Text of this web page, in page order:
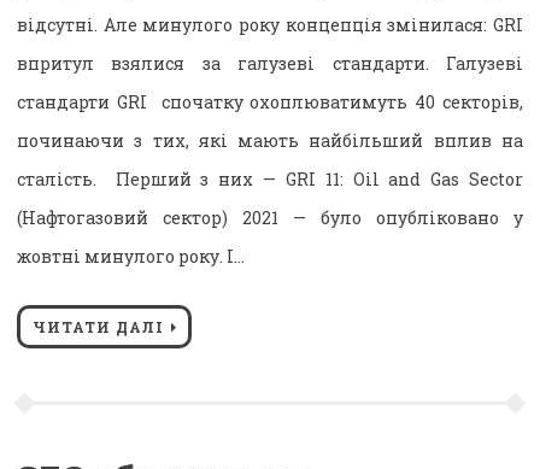
відсутні. Але минулого року концепція змінилася: GRI
впритул взялися за галузеві стандарти. Галузеві
стандарти GRI спочатку охоплюватимуть 40 секторів,
починаючи з тих, які мають найбільший вплив на
сталість. Перший з них — GRI 11: Oil and Gas Sector
(Нафтогазовий сектор) 2021 — було опубліковано у
жовтні минулого року. І…
ЧИТАТИ ДАЛІ